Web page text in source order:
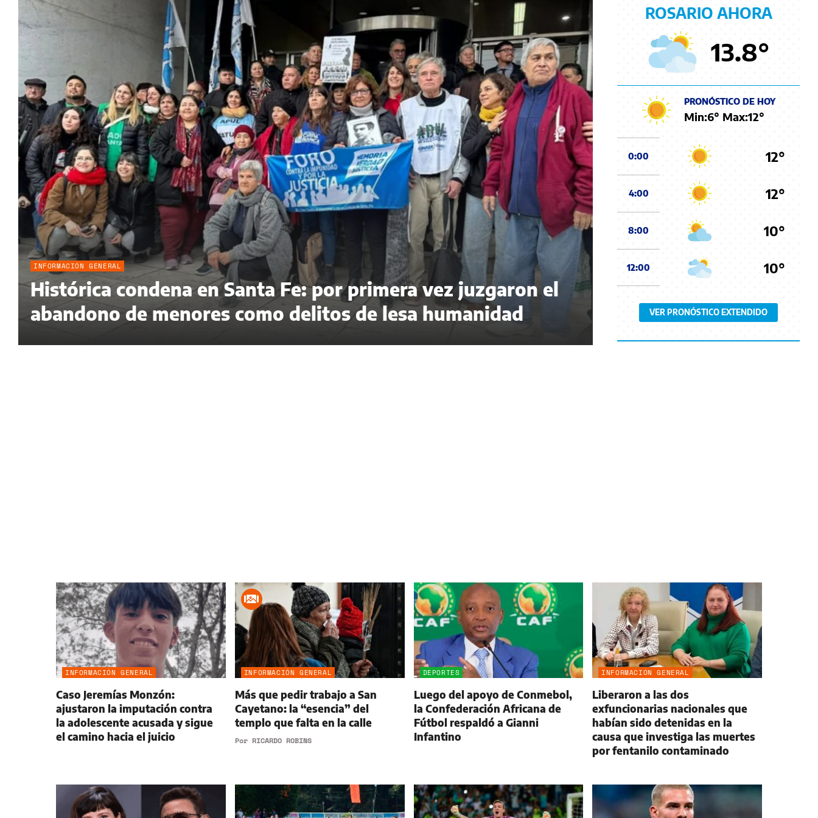
INFORMACIÓN GENERAL
Histórica condena en Santa Fe: por primera vez juzgaron el
abandono de menores como delitos de lesa humanidad
ROSARIO AHORA
13.8°
PRONÓSTICO DE HOY
Min:6° Max:12°
0:00 12°
4:00 12°
8:00 10°
12:00 10°
VER PRONÓSTICO EXTENDIDO
INFORMACIÓN GENERAL
Caso Jeremías Monzón:
ajustaron la imputación contra
la adolescente acusada y sigue
el camino hacia el juicio
INFORMACIÓN GENERAL
Más que pedir trabajo a San
Cayetano: la “esencia” del
templo que falta en la calle
Por RICARDO ROBINS
DEPORTES
Luego del apoyo de Conmebol,
la Confederación Africana de
Fútbol respaldó a Gianni
Infantino
INFORMACIÓN GENERAL
Liberaron a las dos
exfuncionarias nacionales que
habían sido detenidas en la
causa que investiga las muertes
por fentanilo contaminado